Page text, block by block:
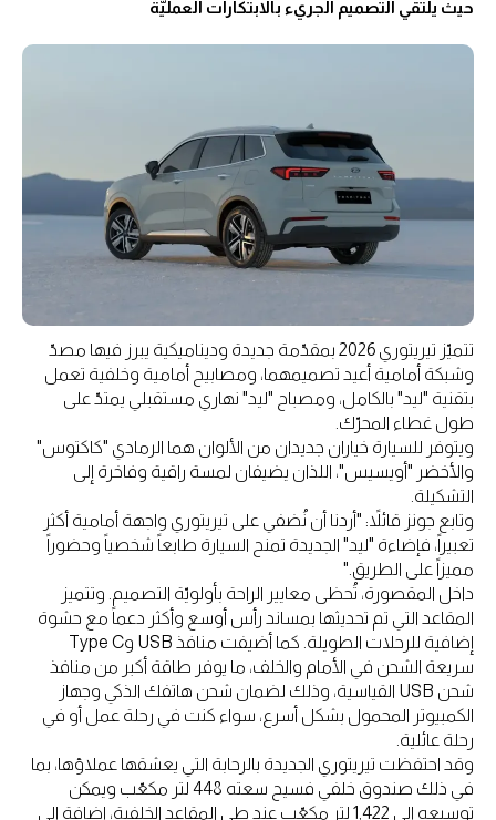
حيث يلتقي التصميم الجريء بالابتكارات العمليّة
تتميّز تيريتوري 2026 بمقدّمة جديدة وديناميكية يبرز فيها مصدّ
وشبكة أمامية أعيد تصميمهما، ومصابيح أمامية وخلفية تعمل
بتقنية "ليد" بالكامل، ومصباح "ليد" نهاري مستقبلي يمتدّ على
طول غطاء المحرّك.
ويتوفر للسيارة خياران جديدان من الألوان هما الرمادي "كاكتوس"
والأخضر "أويسيس"، اللذان يضيفان لمسة راقية وفاخرة إلى
التشكيلة.
وتابع جونز قائلاً: "أردنا أن نُضفي على تيريتوري واجهة أمامية أكثر
تعبيراً، فإضاءة "ليد" الجديدة تمنح السيارة طابعاً شخصياً وحضوراً
مميزاً على الطريق."
داخل المقصورة، تُحظى معايير الراحة بأولويّة التصميم. وتتميز
المقاعد التي تم تحديثها بمساند رأس أوسع وأكثر دعماً مع حشوة
إضافية للرحلات الطويلة. كما أضيفت منافذ USB وType C
سريعة الشحن في الأمام والخلف، ما يوفر طاقة أكبر من منافذ
شحن USB القياسية، وذلك لضمان شحن هاتفك الذكي وجهاز
الكمبيوتر المحمول بشكل أسرع، سواء كنت في رحلة عمل أو في
رحلة عائلية.
وقد احتفظت تيريتوري الجديدة بالرحابة التي يعشقها عملاؤها، بما
في ذلك صندوق خلفي فسيح سعته 448 لتر مكعّب ويمكن
توسيعه إلى 1,422 لتر مكعّب عند طي المقاعد الخلفية، إضافة إلى